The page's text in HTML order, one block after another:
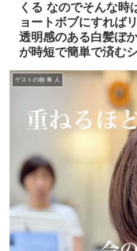
くる なのでそんな時
ョートボブにすれば
透明感のある白髪ぼ
が時短で簡単で済む
ゲストの物 事 人